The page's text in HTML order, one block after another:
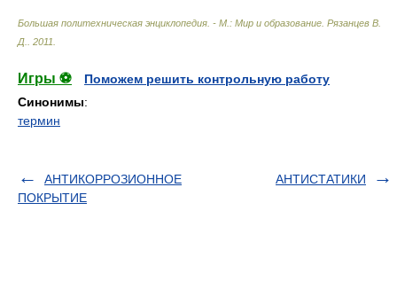
Большая политехническая энциклопедия. - М.: Мир и образование Рязанцев В.
Д.
2011
Игры ⚽
Поможем решить контрольную работу
Синонимы:
термин
АНТИКОРРОЗИОННОЕ
ПОКРЫТИЕ
АНТИСТАТИКИ